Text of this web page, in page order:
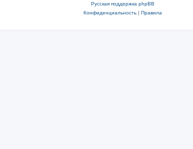
Русская поддержка phpBB
Конфиденциальность| Правила